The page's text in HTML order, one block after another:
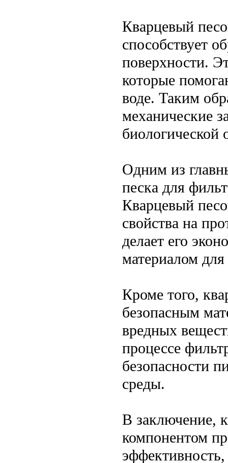
Кварцевый
способствует
поверхности.
которые
воде. Таким
механические
биологической
Одним из
песка для
Кварцевый
свойства на
делает его
материалом
Кроме того,
безопасным
вредных
процессе
безопасности
среды.
В заключение,
компонентом
эффективность,